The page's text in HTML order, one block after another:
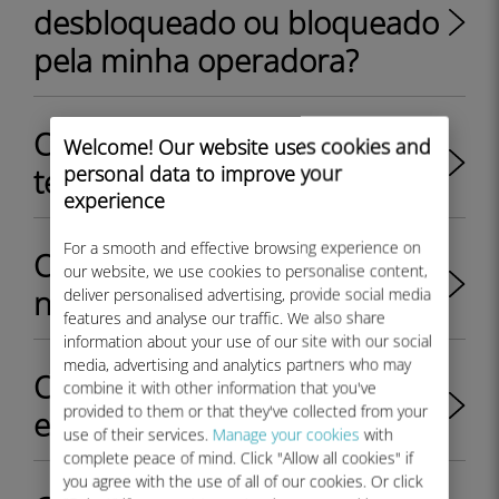
Welcome! Our website uses cookies and
personal data to improve your
experience
For a smooth and effective browsing experience on
our website, we use cookies to personalise content,
deliver personalised advertising, provide social media
features and analyse our traffic. We also share
information about your use of our site with our social
media, advertising and analytics partners who may
combine it with other information that you've
provided to them or that they've collected from your
use of their services. Manage your cookies with
complete peace of mind. Click "Allow all cookies" if
you agree with the use of all of our cookies. Or click
desbloqueado ou bloqueado
pela minha operadora?
O que é um EID em um
telefone?
Onde posso encontrar o EID
no meu iPhone?
Onde posso encontrar o EID
em meu dispositivo Android?